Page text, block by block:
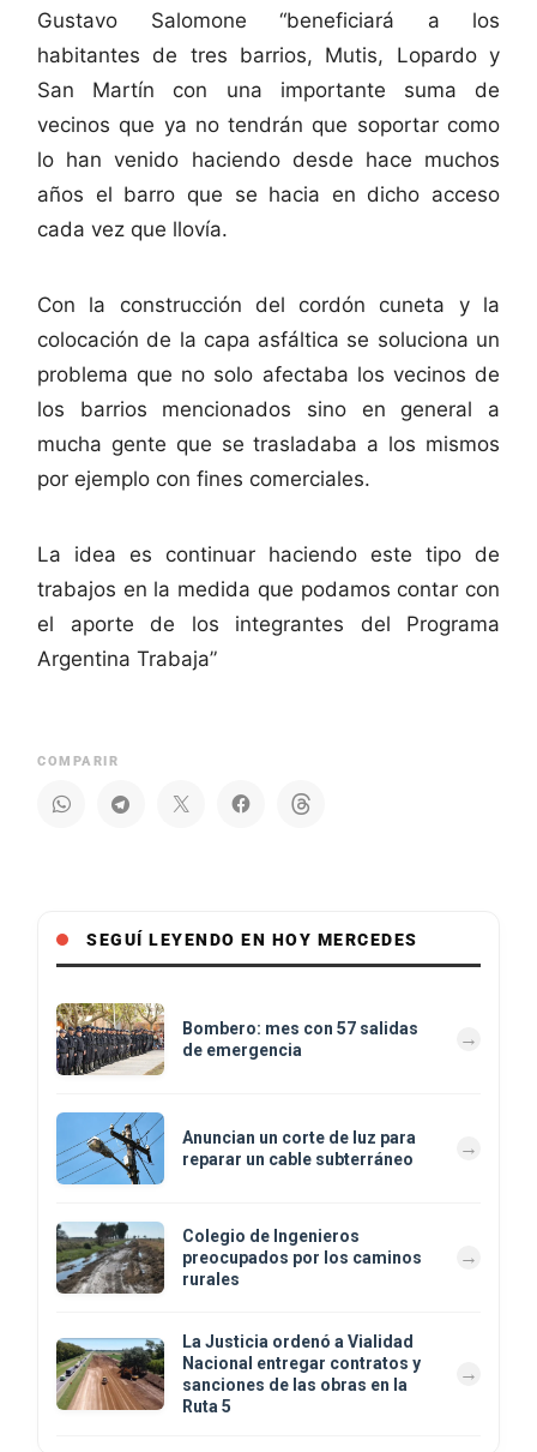
Gustavo Salomone “beneficiará a los
habitantes de tres barrios, Mutis, Lopardo y
San Martín con una importante suma de
vecinos que ya no tendrán que soportar como
lo han venido haciendo desde hace muchos
años el barro que se hacia en dicho acceso
cada vez que llovía.
Con la construcción del cordón cuneta y la
colocación de la capa asfáltica se soluciona un
problema que no solo afectaba los vecinos de
los barrios mencionados sino en general a
mucha gente que se trasladaba a los mismos
por ejemplo con fines comerciales.
La idea es continuar haciendo este tipo de
trabajos en la medida que podamos contar con
el aporte de los integrantes del Programa
Argentina Trabaja”
COMPARIR
SEGUÍ LEYENDO EN HOY MERCEDES
Bombero: mes con 57 salidas
de emergencia
Anuncian un corte de luz para
reparar un cable subterráneo
Colegio de Ingenieros
preocupados por los caminos
rurales
La Justicia ordenó a Vialidad
Nacional entregar contratos y
sanciones de las obras en la
Ruta 5